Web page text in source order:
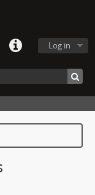
Log in